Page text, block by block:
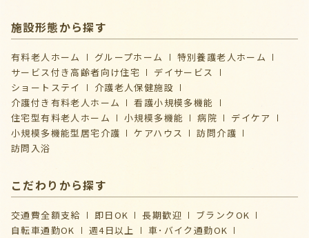
施設形態から探す
有料老人ホーム グループホーム
特別養護老人ホーム
サービス付き高齢者向け住宅
デイサービス
ショートステイ
介護⽼⼈保健施設
介護付き有料老人ホーム
看護小規模多機能
住宅型有料老人ホーム
小規模多機能 病院
デイケア
⼩規模多機能型居宅介護
ケアハウス
訪問介護
訪問入浴
こだわりから探す
交通費全額支給 即日OK 長期歓迎
ブランクOK
自転車通勤OK
週4日以上
車･バイク通勤OK